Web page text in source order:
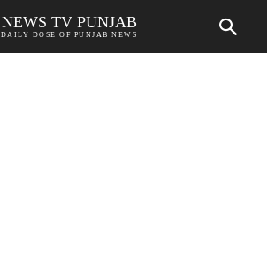
NEWS TV PUNJAB
DAILY DOSE OF PUNJAB NEWS